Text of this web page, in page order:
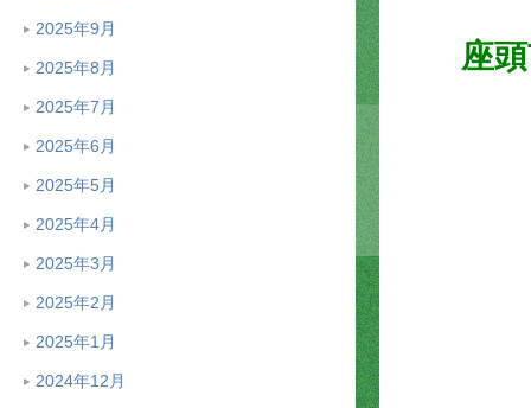
2025年9月
2025年8月
2025年7月
2025年6月
2025年5月
2025年4月
2025年3月
2025年2月
2025年1月
2024年12月
座